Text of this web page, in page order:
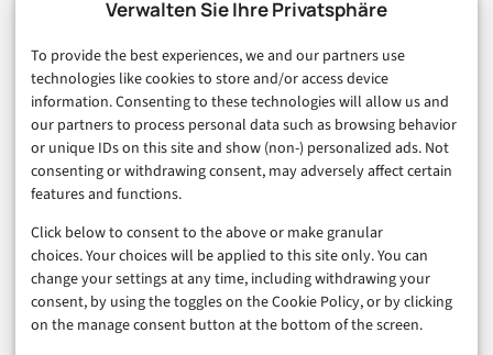
Verwalten Sie Ihre Privatsphäre
To provide the best experiences, we and our partners use
technologies like cookies to store and/or access device
information. Consenting to these technologies will allow us and
our partners to process personal data such as browsing behavior
or unique IDs on this site and show (non-) personalized ads. Not
consenting or withdrawing consent, may adversely affect certain
features and functions.
Click below to consent to the above or make granular
choices. Your choices will be applied to this site only. You can
change your settings at any time, including withdrawing your
consent, by using the toggles on the Cookie Policy, or by clicking
on the manage consent button at the bottom of the screen.
Business & Karriere
Sicherheit & Recht
Digitalisierung
Marketing
Magazin
Unsere Redaktion
Werbeformate & Media Kit
Rechtliches